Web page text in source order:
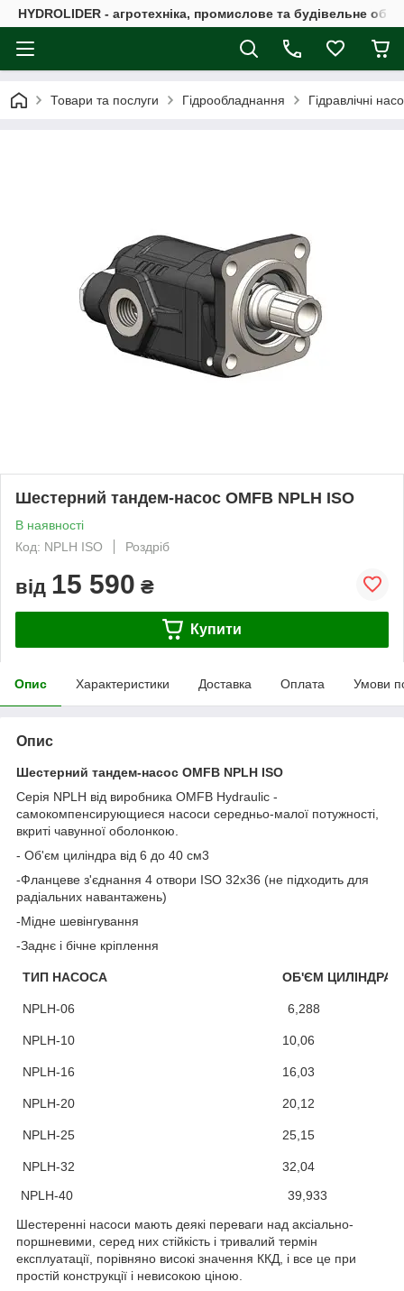
HYDROLIDER - агротехніка, промислове та будівельне
Товари та послуги Гідрообладнання Гідравлічні
Шестерний тандем-насос OMFB NPLH ISO
В наявності
Код: NPLH ISO
Роздріб
від 15 590 ₴
Купити
Опис Характеристики Доставка Оплата Умови
Опис
Шестерний тандем-насос OMFB NPLH ISO
Серія NPLH від виробника OMFB Hydraulic -
самокомпенсирующиеся насоси середньо-малої потужності
вкриті чавунної оболонкою.
- Об'єм циліндра від 6 до 40 см3
-Фланцеве з'єднання 4 отвори ISO 32x36 (не підходить для
радіальних навантажень)
-Мідне шевінгування
-Заднє і бічне кріплення
ТИП НАСОСА ОБ'ЄМ ЦИЛІНДРА,
NPL H-06 6,288
NPL H-10 10,06
NPLH-16 16,03
NPLH-20 20,12
NPLH-25 25,15
NPLH-32
32,04
NPLH-40
39,933
Шестеренні насоси мають деякі переваги над аксіально-
поршневими, серед них стійкість і тривалий термін
експлуатації, порівняно високі значення ККД, і все це при
простій конструкції і невисокою ціною.